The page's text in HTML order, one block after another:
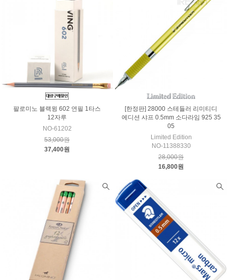
팔로미노 블랙윙 602 연필 1타스
12자루
NO-61202
53,000원
37,400원
[한정판] 28000 스테들러 리미티디
에디션 샤프 0.5mm 소다라임 925 35
05
Limited Edition
NO-11388330
28,000원
16,800원